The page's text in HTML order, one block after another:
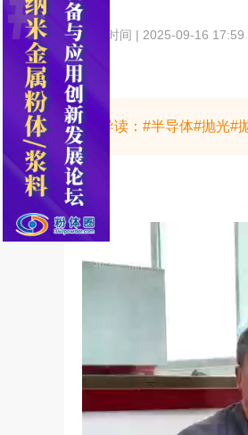
发布时间 | 2025-09-16 17:59
导读：#半导体#抛光